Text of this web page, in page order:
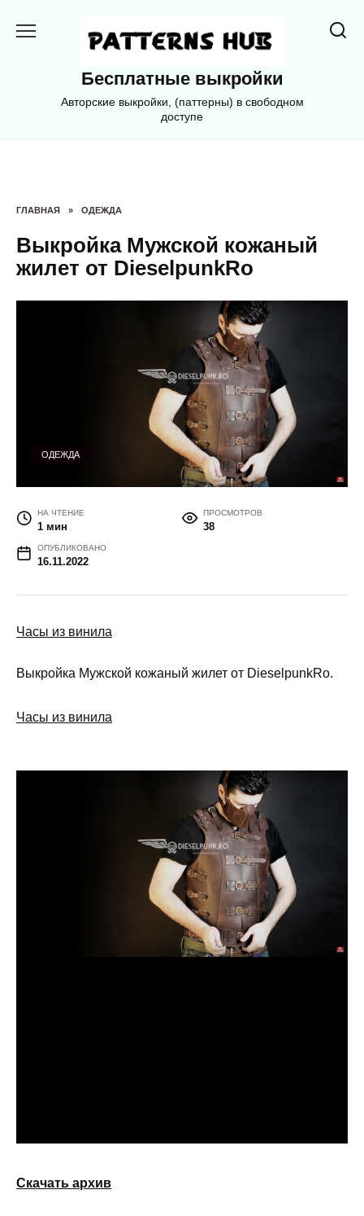
Бесплатные выкройки
Авторские выкройки, (паттерны) в свободном
доступе
ГЛАВНАЯ » ОДЕЖДА
Выкройка Мужской кожаный
жилет от DieselpunkRo
ОДЕЖДА
НА ЧТЕНИЕ
1 мин
ПРОСМОТРОВ
38
ОПУБЛИКОВАНО
16.11.2022
Часы из винила
Выкройка Мужской кожаный жилет от DieselpunkRo.
Часы из винила
Скачать архив